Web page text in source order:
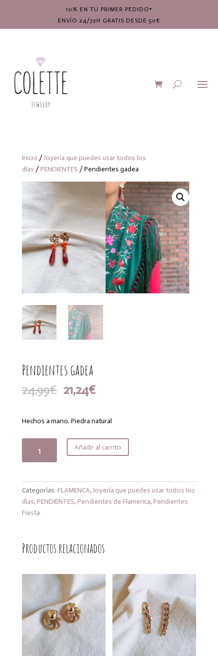
10% EN TU PRIMER PEDIDO*
ENVÍO 24/72H GRATIS DESDE 50€
Inicio /Joyería que puedes usar todos los
días / PENDIENTES / Pendientes gadea
Pendientes gadea
24,99€ El
precio
era:
24,99€.
21,24€El
es:
21,24€.
Hechos a mano. Piedra natural
gadea
Añadir al carrito
Categorías: FLAMENCA, Joyería que puedes usar todos los
días, PENDIENTES, Pendientes de Flamenca, Pendientes
Fiesta
Productos relacionados